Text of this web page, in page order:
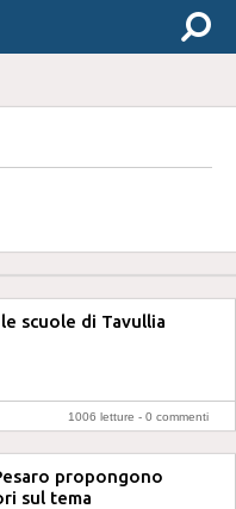
scuole di Tavullia
1006 letture - 0 commenti
propongono
sul tema